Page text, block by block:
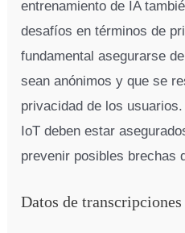
entrenamiento de IA
desafíos en términos de
fundamental asegurarse
sean anónimos y que se
privacidad de los
IoT deben estar
prevenir posibles brechas
Datos de